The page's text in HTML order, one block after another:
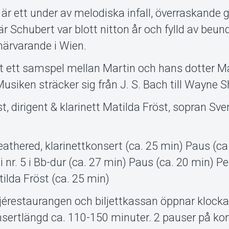
ett under av melodiska infall, överraskande
Schubert var blott nitton år och fylld av
i Wien.
ett samspel mellan Martin och hans dotter
sträcker sig från J. S. Bach till Wayne
dirigent & klarinett Matilda Fröst, sopran
klarinettkonsert (ca. 25 min) Paus
5 i Bb-dur (ca. 27 min) Paus (ca. 20 min)
Fröst (ca. 25 min)
och biljettkassan öppnar
ca. 110-150 minuter. 2 pauser på